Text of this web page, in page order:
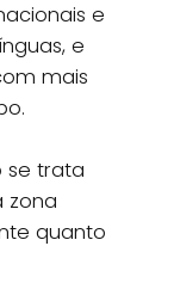
e
e
mais
se trata
zona
quanto